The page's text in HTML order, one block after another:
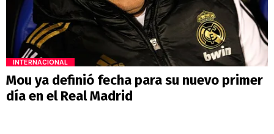
INTERNACIONAL
Mou ya definió fecha para su nuevo primer
día en el Real Madrid